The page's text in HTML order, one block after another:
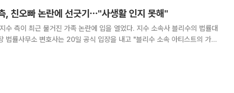
, 친오빠 논란에 선긋기⋯"사생활 인지 못해"
근 불거진 가족 논란에 입을 열었다. 지수 소속사 블리수의 법률대
법률사무소 변호사는 20일 공식 입장을 내고 "블리수 소속 아티스트의 가족
가 무분별하게 이뤄지고 있는 점에 대해 엄중한